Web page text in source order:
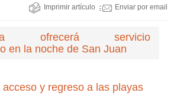
Imprimir artículo Enviar por email
ofrecerá servicio
en la noche de San Juan
y regreso a las playas